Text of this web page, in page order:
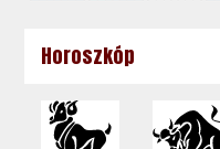
Horoszkóp